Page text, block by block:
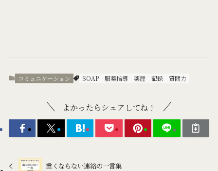
コミュニケーション SOAP 服薬指導 薬歴 記録 質問力
よかったらシェアしてね！
重くならない連絡の一言集